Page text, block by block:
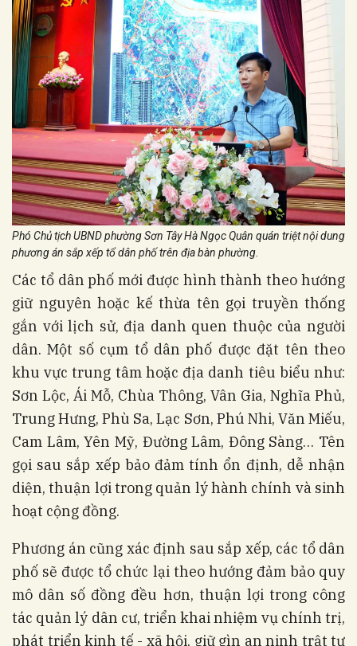
Phó Chủ tịch UBND phường Sơn Tây Hà Ngọc Quân quán triệt nội dung
phương án sắp xếp tổ dân phố trên địa bàn phường.
Các tổ dân phố mới được hình thành theo hướng
giữ nguyên hoặc kế thừa tên gọi truyền thống
gắn với lịch sử, địa danh quen thuộc của người
dân. Một số cụm tổ dân phố được đặt tên theo
khu vực trung tâm hoặc địa danh tiêu biểu như:
Sơn Lộc, Ái Mỗ, Chùa Thông, Vân Gia, Nghĩa Phủ,
Trung Hưng, Phù Sa, Lạc Sơn, Phú Nhi, Văn Miếu,
Cam Lâm, Yên Mỹ, Đường Lâm, Đông Sàng… Tên
gọi sau sắp xếp bảo đảm tính ổn định, dễ nhận
diện, thuận lợi trong quản lý hành chính và sinh
hoạt cộng đồng.
Phương án cũng xác định sau sắp xếp, các tổ dân
phố sẽ được tổ chức lại theo hướng đảm bảo quy
mô dân số đồng đều hơn, thuận lợi trong công
tác quản lý dân cư, triển khai nhiệm vụ chính trị,
phát triển kinh tế - xã hội, giữ gìn an ninh trật tự